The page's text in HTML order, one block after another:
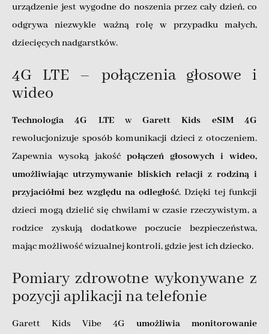
urządzenie jest wygodne do noszenia przez cały dzień, co
odgrywa niezwykle ważną rolę w przypadku małych,
dziecięcych nadgarstków.
4G LTE – połączenia głosowe i
wideo
Technologia 4G LTEwGarett Kids eSIM 4G
rewolucjonizuje sposób komunikacji dzieci z otoczeniem.
Zapewnia wysoką jakość połączeń głosowych i wideo,
umożliwiając utrzymywanie bliskich relacji z rodziną i
przyjaciółmi bez względu na odległość. Dzięki tej funkcji
dzieci mogą dzielić się chwilami w czasie rzeczywistym, a
rodzice zyskują dodatkowe poczucie bezpieczeństwa,
mając możliwość wizualnej kontroli, gdzie jest ich dziecko.
Pomiary zdrowotne wykonywane z
pozycji aplikacji na telefonie
Garett Kids Vibe 4G umożliwia monitorowanie